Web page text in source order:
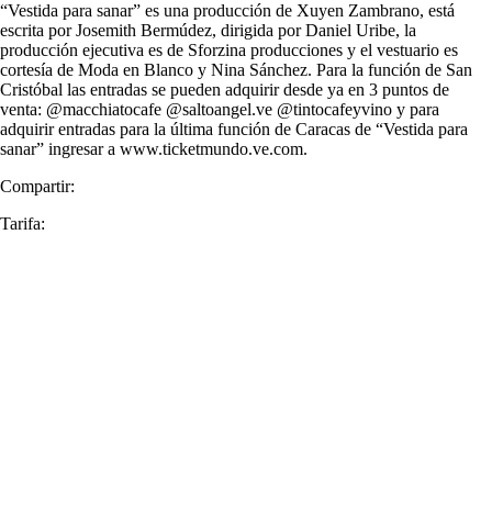
“Vestida para sanar” es una producción de Xuyen Zambrano, está
escrita por Josemith Bermúdez, dirigida por Daniel Uribe, la
producción ejecutiva es de Sforzina producciones y el vestuario es
cortesía de Moda en Blanco y Nina Sánchez. Para la función de San
Cristóbal las entradas se pueden adquirir desde ya en 3 puntos de
venta: @macchiatocafe @saltoangel.ve @tintocafeyvino y para
adquirir entradas para la última función de Caracas de “Vestida para
sanar” ingresar a www.ticketmundo.ve.com.
Compartir:
Tarifa: